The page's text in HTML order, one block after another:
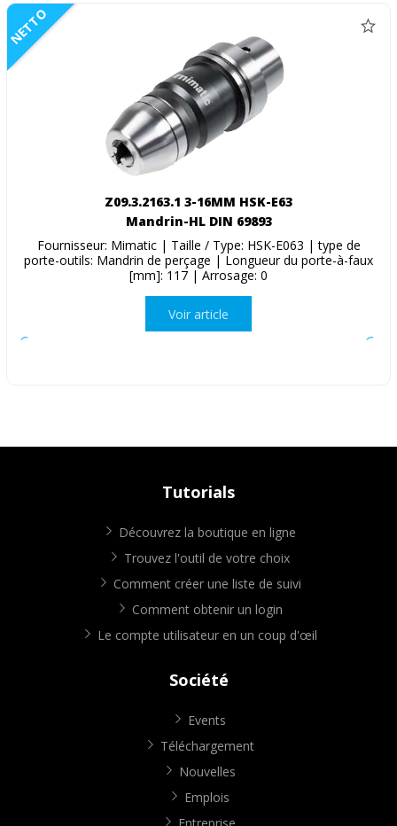
NETTO
Z09.3.2163.1 3-16MM HSK-E63
Mandrin-HL DIN 69893
Fournisseur: Mimatic | Taille / Type: HSK-E063 | type de
porte-outils: Mandrin de perçage | Longueur du porte-à-faux
[mm]: 117 | Arrosage: 0
Voir article
Tutorials
Découvrez la boutique en ligne
Trouvez l'outil de votre choix
Comment créer une liste de suivi
Comment obtenir un login
Le compte utilisateur en un coup d'œil
Société
Events
Téléchargement
Nouvelles
Emplois